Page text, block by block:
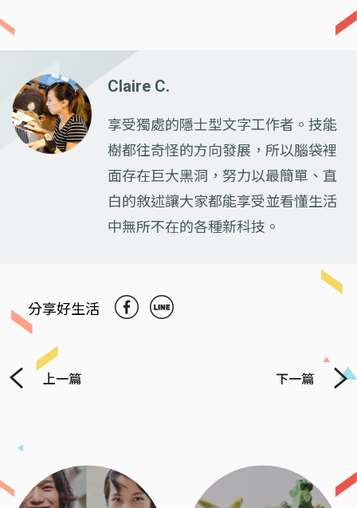
Claire C.
享受獨處的隱士型文字工作者。技能
樹都往奇怪的方向發展，所以腦袋裡
面存在巨大黑洞，努力以最簡單、直
白的敘述讓大家都能享受並看懂生活
中無所不在的各種新科技。
分享好生活
上一篇 下一篇